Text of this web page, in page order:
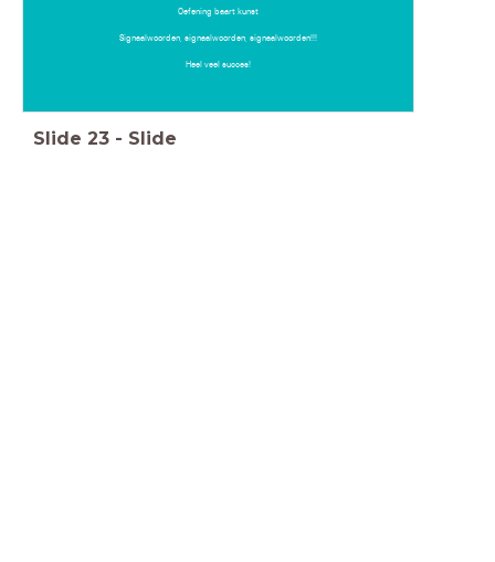
Oefening baart kunst
Signaalwoorden, signaalwoorden, signaalwoorden!!!
Heel veel succes!
Slide 23 - Slide